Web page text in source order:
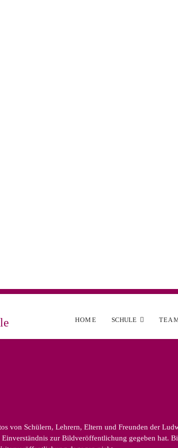
HOME SCHULE
von Schülern, Lehrern, Eltern und Freunden der
zur Bildveröffentlichung gegeben